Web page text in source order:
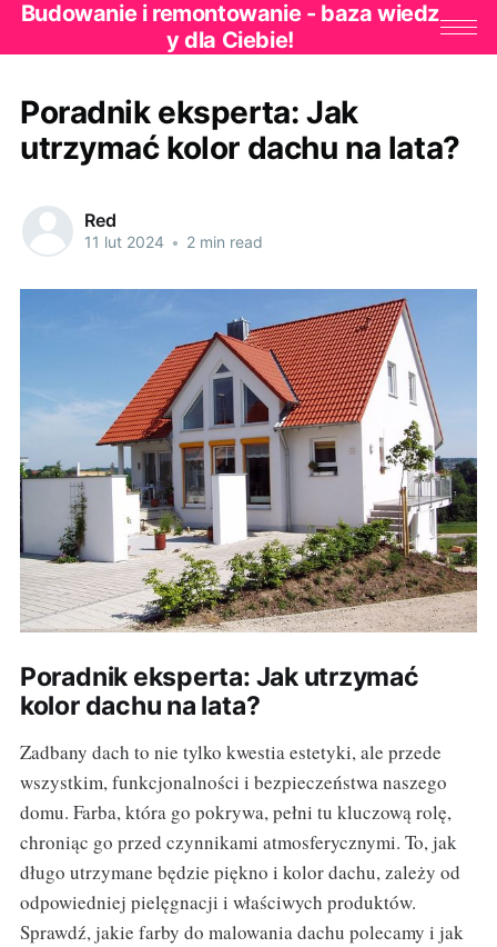
Budowanie i remontowanie - baza wiedz
y dla Ciebie!
Poradnik eksperta: Jak
utrzymać kolor dachu na lata?
Red
11 lut 2024 • 2 min read
Poradnik eksperta: Jak utrzymać
kolor dachu na lata?
Zadbany dach to nie tylko kwestia estetyki, ale przede
wszystkim, funkcjonalności i bezpieczeństwa naszego
domu. Farba, która go pokrywa, pełni tu kluczową rolę,
chroniąc go przed czynnikami atmosferycznymi. To, jak
długo utrzymane będzie piękno i kolor dachu, zależy od
odpowiedniej pielęgnacji i właściwych produktów.
Sprawdź, jakie farby do malowania dachu polecamy i jak